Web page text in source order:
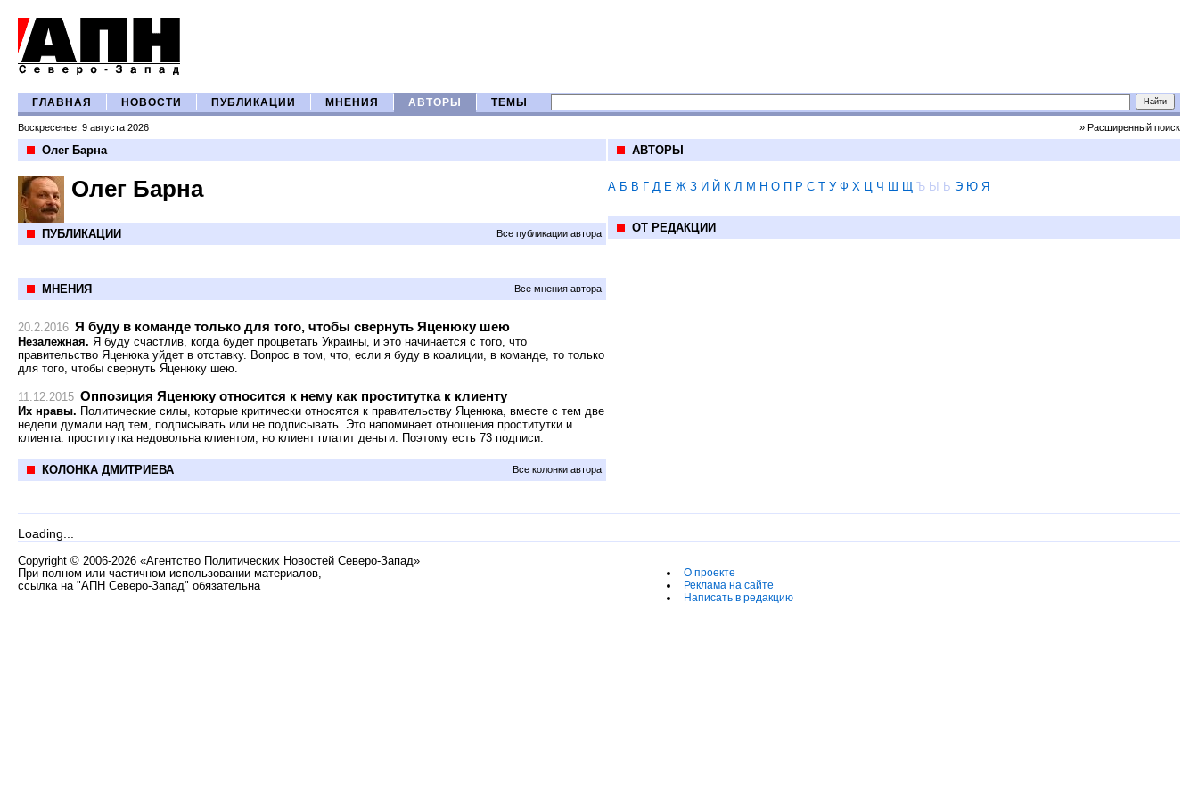
ГЛАВНАЯ НОВОСТИ ПУБЛИКАЦИИ МНЕНИЯ АВТОРЫ ТЕМЫ
Воскресенье, 9 августа 2026 » Расширенный поиск
Олег Барна
Олег Барна
ПУБЛИКАЦИИ Все публикации автора
МНЕНИЯ Все мнения автора
20.2.2016 Я буду в команде только для того, чтобы свернуть Яценюку шею
Незалежная. Я буду счастлив, когда будет процветать Украины, и это начинается с того, что
правительство Яценюка уйдет в отставку. Вопрос в том, что, если я буду в коалиции, в команде, то только
для того, чтобы свернуть Яценюку шею.
11.12.2015 Оппозиция Яценюку относится к нему как проститутка к клиенту
Их нравы. Политические силы, которые критически относятся к правительству Яценюка, вместе с тем две
недели думали над тем, подписывать или не подписывать. Это напоминает отношения проститутки и
клиента: проститутка недовольна клиентом, но клиент платит деньги. Поэтому есть 73 подписи.
КОЛОНКА ДМИТРИЕВА Все колонки автора
АВТОРЫ
А Б В Г Д Е Ж З И Й К Л М Н О П Р С Т У Ф Х Ц Ч Ш Щ Ъ Ы Ь Э Ю Я
ОТ РЕДАКЦИИ
Loading...
Copyright © 2006-2026 «Агентство Политических Новостей Северо-Запад»
При полном или частичном использовании материалов,
ссылка на "АПН Северо-Запад" обязательна
О проекте
Реклама на сайте
Написать в редакцию